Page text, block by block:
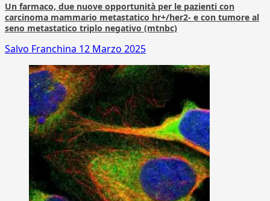
Un farmaco, due nuove opportunità per le pazienti con
carcinoma mammario metastatico hr+/her2- e con tumore al
seno metastatico triplo negativo (mtnbc)
Salvo Franchina 12 Marzo 2025